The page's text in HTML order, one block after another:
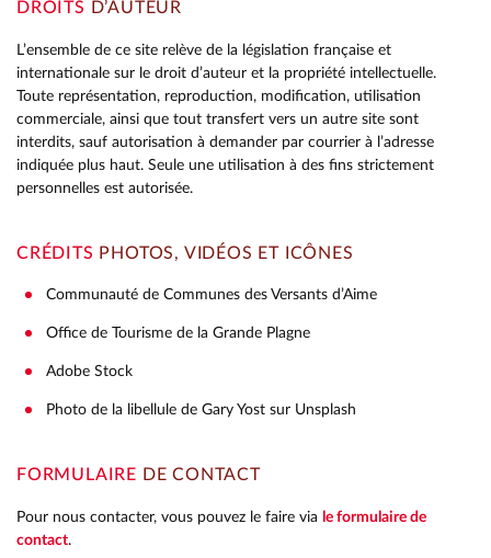
DROITS D’AUTEUR
L’ensemble de ce site relève de la législation française et
internationale sur le droit d’auteur et la propriété intellectuelle.
Toute représentation, reproduction, modification, utilisation
commerciale, ainsi que tout transfert vers un autre site sont
interdits, sauf autorisation à demander par courrier à l’adresse
indiquée plus haut. Seule une utilisation à des fins strictement
personnelles est autorisée.
CRÉDITS PHOTOS, VIDÉOS ET ICÔNES
Communauté de Communes des Versants d’Aime
Office de Tourisme de la Grande Plagne
Adobe Stock
Photo de la libellule de Gary Yost sur Unsplash
FORMULAIRE DE CONTACT
Pour nous contacter, vous pouvez le faire via le formulaire de
contact.